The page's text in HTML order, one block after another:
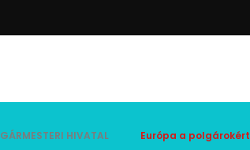
HIVATAL Európa a polgárokért